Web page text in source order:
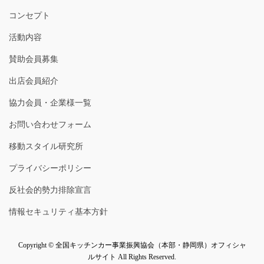
コンセプト
活動内容
賛助会員募集
出店会員紹介
協力会員・企業様一覧
お問い合わせフォーム
移動スタイル研究所
プライバシーポリシー
反社会的勢力排除宣言
情報セキュリティ基本方針
Copyright © 全国キッチンカー事業振興協会（本部・静岡県）オフィシャ
ルサイト All Rights Reserved.